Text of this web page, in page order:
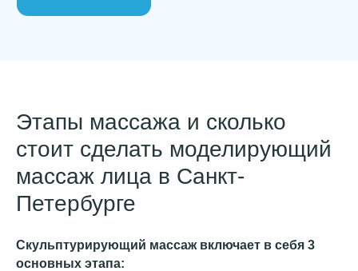
Этапы массажа и сколько
стоит сделать моделирующий
массаж лица в Санкт-
Петербурге
Скульптурирующий массаж включает в себя 3
основных этапа: